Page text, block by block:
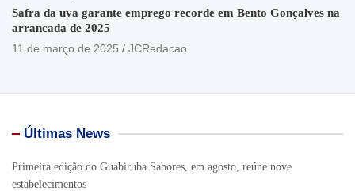
Safra da uva garante emprego recorde em Bento Gonçalves na
arrancada de 2025
11 de março de 2025
JCRedacao
Últimas News
Primeira edição do Guabiruba Sabores, em agosto, reúne nove
estabelecimentos